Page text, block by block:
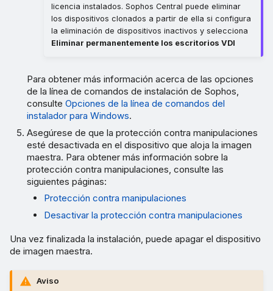
licencia instalados. Sophos Central puede eliminar
los dispositivos clonados a partir de ella si configura
la eliminación de dispositivos inactivos y selecciona
Eliminar permanentemente los escritorios VDI
Para obtener más información acerca de las opciones
de la línea de comandos de instalación de Sophos,
consulteOpciones de la línea de comandos del
instalador para Windows.
Asegúrese de que la protección contra manipulaciones
esté desactivada en el dispositivo que aloja la imagen
maestra. Para obtener más información sobre la
protección contra manipulaciones, consulte las
siguientes páginas:
Protección contra manipulaciones
Desactivar la protección contra manipulaciones
Una vez finalizada la instalación, puede apagar el dispositivo
de imagen maestra.
Aviso